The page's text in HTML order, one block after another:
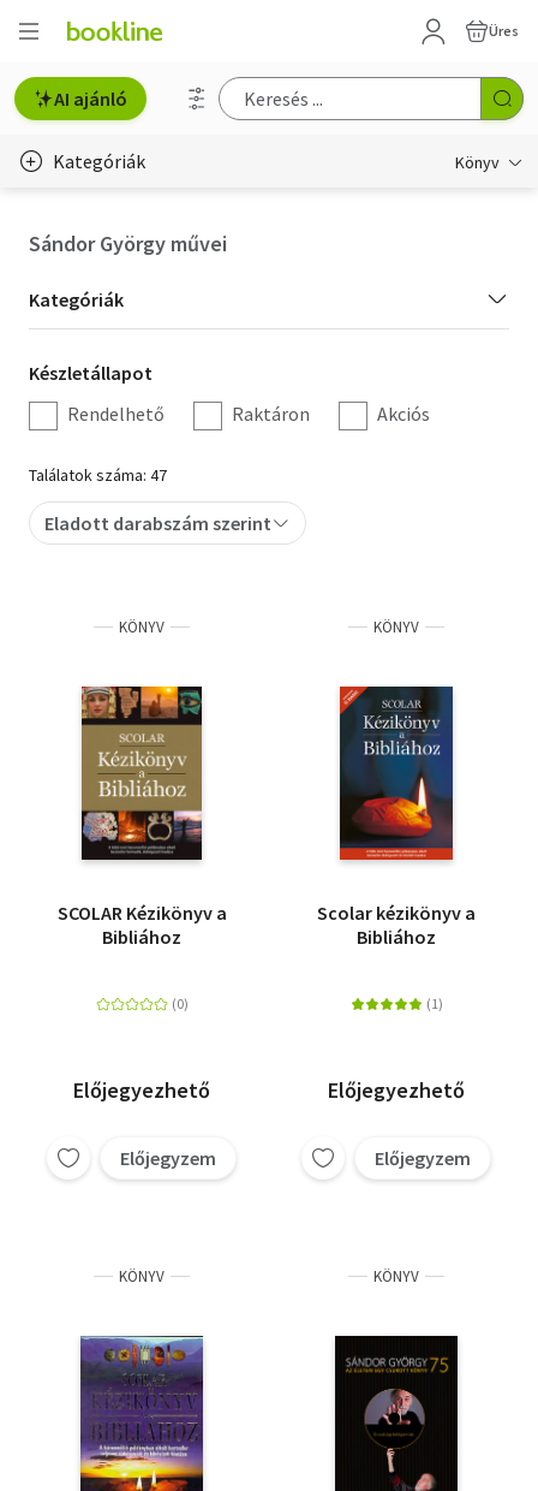
Üres
AI ajánló
Kategóriák Könyv
Hobbi, szabadidő
Irodalom
Művészet
Szakkönyv
Tankönyv, segédkönyv
Társadalomtudomány
Természettudomány
Történelem
Sándor György művei
Kategória
szűrés
Kategóriák
Készletállapot
szűrés
Készletállapot
Rendelhető
Raktáron Akciós
Találatok száma: 47
Eladott darabszám szerint
KÖNYV
SCOLAR Kézikönyv a
Bibliához
Előjegyezhető
Előjegyzem
KÖNYV
Scolar kézikönyv a
Bibliához
Előjegyezhető
Előjegyzem
KÖNYV KÖNYV